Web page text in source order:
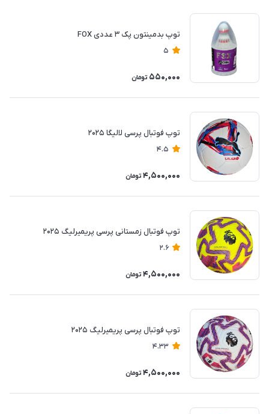
توپ بدمینتون پک ۳ عددی FOX
5
550,000 تومان
توپ فوتبال پرسی لالیگا ۲۰۲۵
4.5
4,500,000 تومان
توپ فوتبال زمستانی پرسی پریمیرلیگ ۲۰۲۵
2.6
4,500,000 تومان
توپ فوتبال پرسی پریمیرلیگ ۲۰۲۵
4.33
4,500,000 تومان